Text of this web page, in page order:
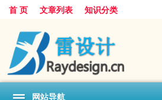
首 页 文章列表 知识分类
网站导航